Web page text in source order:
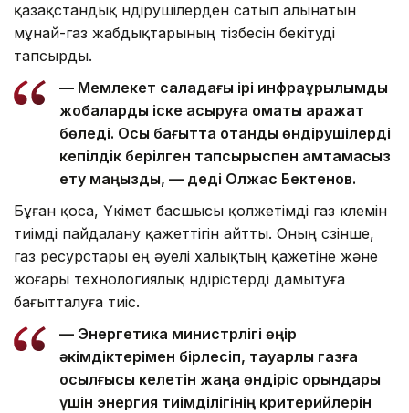
қазақстандық өндірушілерден сатып алынатын
мұнай-газ жабдықтарының тізбесін бекітуді
тапсырды.
— Мемлекет саладағы ірі инфрақұрылымдық
жобаларды іске асыруға қомақты қаражат
бөледі. Осы бағытта отандық өндірушілерді
кепілдік берілген тапсырыспен қамтамасыз
ету маңызды, — деді Олжас Бектенов.
Бұған қоса, Үкімет басшысы қолжетімді газ көлемін
тиімді пайдалану қажеттігін айтты. Оның сөзінше,
газ ресурстары ең әуелі халықтың қажетіне және
жоғары технологиялық өндірістерді дамытуға
бағытталуға тиіс.
— Энергетика министрлігі өңір
әкімдіктерімен бірлесіп, тауарлық газға
қосылғысы келетін жаңа өндіріс орындары
үшін энергия тиімділігінің критерийлерін